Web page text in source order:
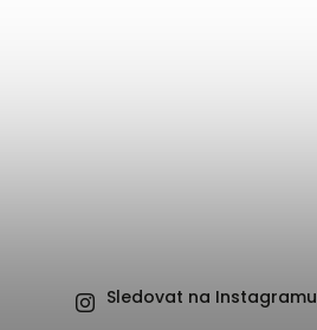
Sledovat na Instagramu